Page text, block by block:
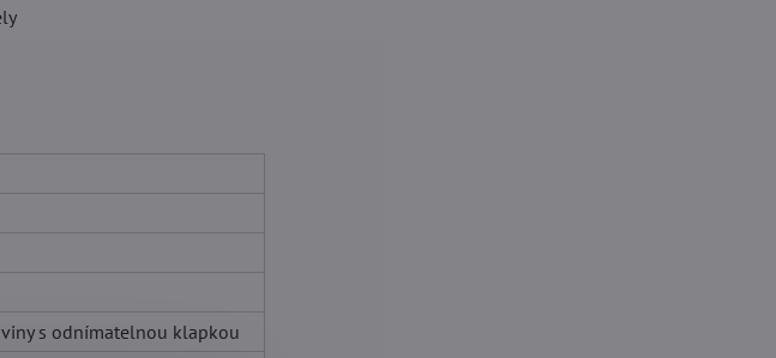
s odnímatelnou klapkou